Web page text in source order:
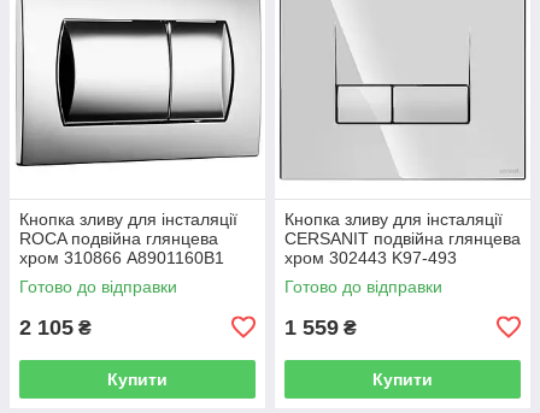
Кнопка зливу для інсталяції
ROCA подвійна глянцева
хром 310866 A8901160B1
Готово до відправки
2 105 ₴
Купити
Кнопка зливу для інсталяції
CERSANIT подвійна глянцева
хром 302443 K97-493
Готово до відправки
1 559 ₴
Купити